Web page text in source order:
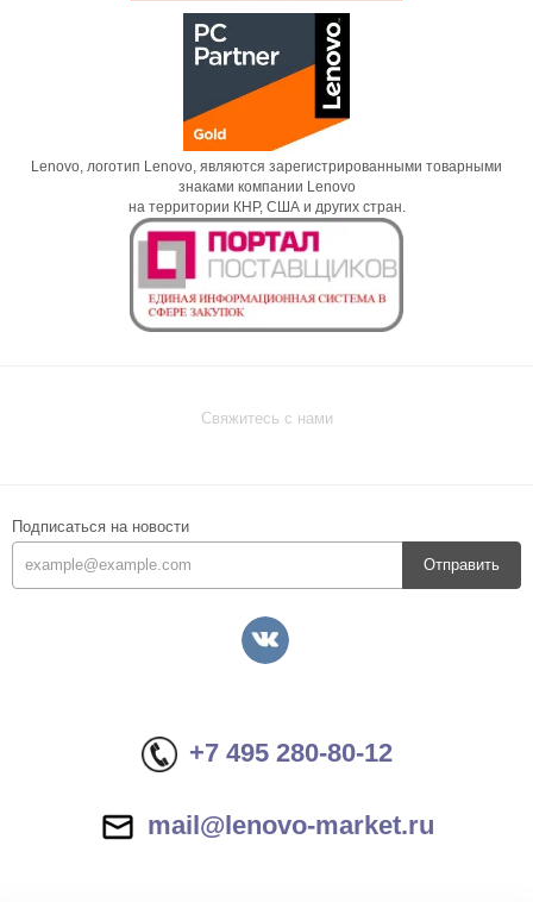
Lenovo, логотип Lenovo, являются зарегистрированными товарными
знаками компании Lenovo
на территории КНР, США и других стран.
Свяжитесь с нами
Подписаться на новости
Отправить
+7 495 280-80-12
mail@lenovo-market.ru